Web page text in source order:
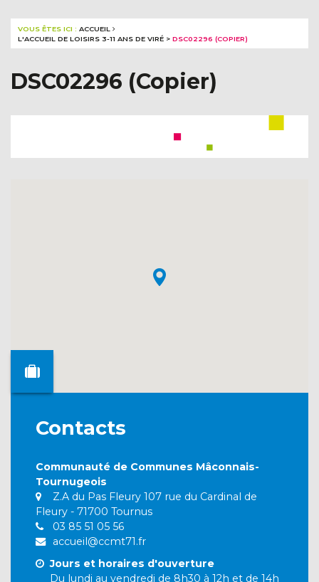
VOUS ÊTES ICI : ACCUEIL
L'ACCUEIL DE LOISIRS 3-11 ANS DE VIRÉ > DSC02296 (COPIER)
DSC02296 (Copier)
Contacts
Communauté de Communes Mâconnais-
Tournugeois
Z.A du Pas Fleury 107 rue du Cardinal de
Fleury - 71700 Tournus
03 85 51 05 56
accueil@ccmt71.fr
Jours et horaires d'ouverture
Du lundi au vendredi de 8h30 à 12h et de 14h